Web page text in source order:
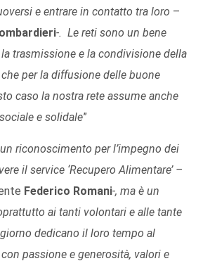
e entrare in contatto tra loro –
-. Le reti sono un bene
trasmissione e la condivisione della
per la diffusione delle buone
caso la nostra rete assume anche
e solidale”
riconoscimento per l’impegno dei
il service ‘Recupero Alimentare’ –
Federico Romani-, ma è un
ai tanti volontari e alle tante
dedicano il loro tempo al
passione e generosità, valori e